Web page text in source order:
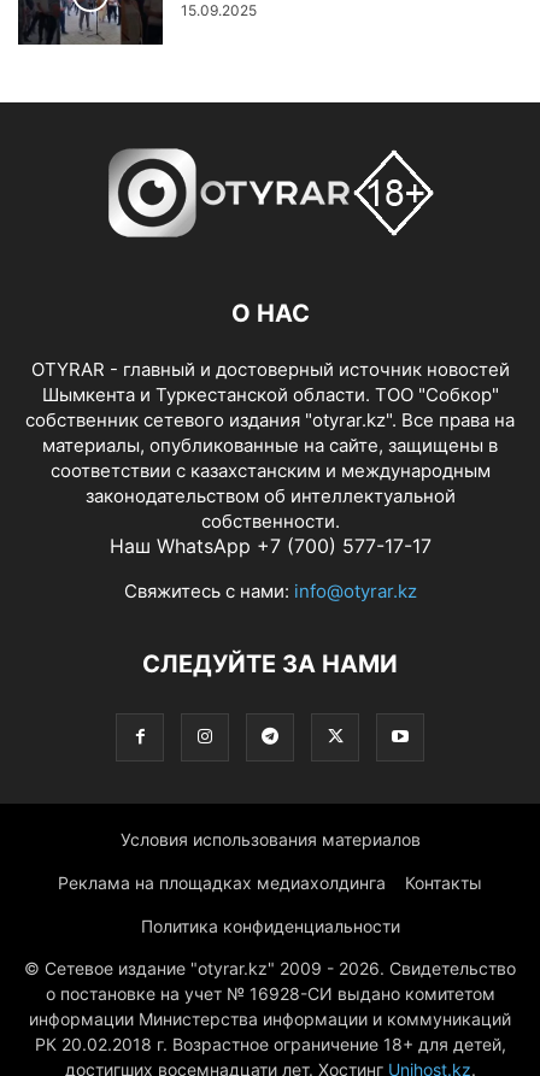
15.09.2025
О НАС
OTYRAR - главный и достоверный источник новостей
Шымкента и Туркестанской области. ТОО "Собкор"
собственник сетевого издания "otyrar.kz". Все права на
материалы, опубликованные на сайте, защищены в
соответствии с казахстанским и международным
законодательством об интеллектуальной
собственности.
Наш WhatsApp +7 (700) 577-17-17
Свяжитесь с нами: info@otyrar.kz
СЛЕДУЙТЕ ЗА НАМИ
Условия использования материалов
Реклама на площадках медиахолдинга Контакты
Политика конфиденциальности
© Сетевое издание "otyrar.kz" 2009 - 2026. Свидетельство
о постановке на учет № 16928-СИ выдано комитетом
информации Министерства информации и коммуникаций
РК 20.02.2018 г. Возрастное ограничение 18+ для детей,
достигших восемнадцати лет. Хостинг Unihost.kz.